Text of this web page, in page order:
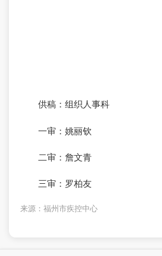
供稿：组织人事科
一审：姚丽钦
二审：詹文青
三审：罗柏友
来源：福州市疾控中心